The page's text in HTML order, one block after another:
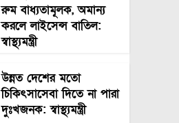
রুম বাধ্যতামূলক, অমান্য
করলে লাইসেন্স বাতিল:
স্বাস্থ্যমন্ত্রী
উন্নত দেশের মতো
চিকিৎসাসেবা দিতে না পারা
দুঃখজনক: স্বাস্থ্যমন্ত্রী